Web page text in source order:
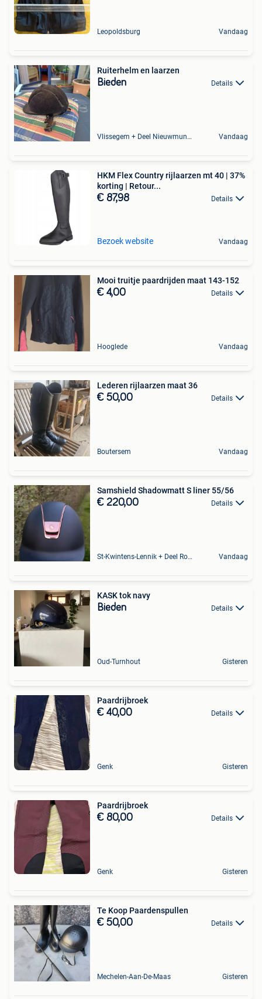
Leopoldsburg Vandaag
Ruiterhelm en laarzen
Bieden Details
Vlissegem + Deel Nieuwmunster Vandaag
HKM Flex Country rijlaarzen mt 40 | 37%
korting | Retour...
€ 87,98 Details
Bezoek website Vandaag
Mooi truitje paardrijden maat 143-152
€ 4,00 Details
Hooglede Vandaag
Lederen rijlaarzen maat 36
€ 50,00 Details
Boutersem Vandaag
Samshield Shadowmatt S liner 55/56
€ 220,00 Details
St-Kwintens-Lennik + Deel Roosdaal Vandaag
KASK tok navy
Bieden Details
Oud-Turnhout Gisteren
Paardrijbroek
€ 40,00 Details
Genk Gisteren
Paardrijbroek
€ 80,00 Details
Genk Gisteren
Te Koop Paardenspullen
€ 50,00 Details
Mechelen-Aan-De-Maas Gisteren